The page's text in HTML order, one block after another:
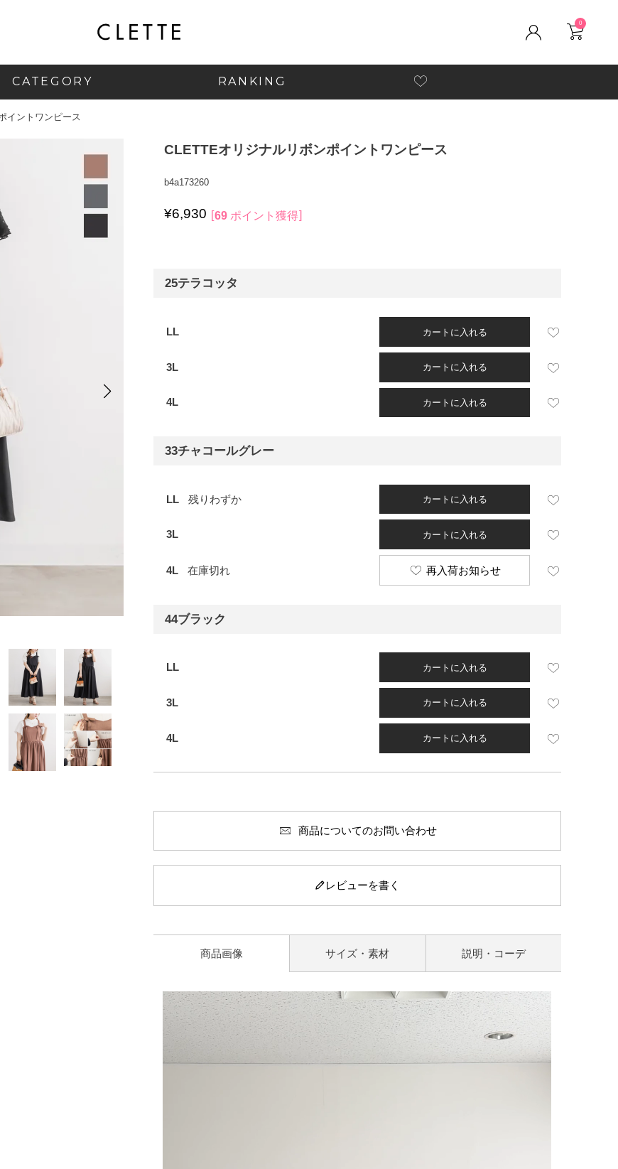
0
CATEGORY RANKING
イントワンピース
CLETTEオリジナルリボンポイントワンピース
b4a173260
¥6,930 69 ポイント獲得
25テラコッタ
LL カートに入れる
3L カートに入れる
4L カートに入れる
33チャコールグレー
LL 残りわずか カートに入れる
3L カートに入れる
4L 在庫切れ 再入荷お知らせ
44ブラック
LL カートに入れる
3L カートに入れる
4L カートに入れる
商品についてのお問い合わせ
レビューを書く
商品画像 サイズ・素材 説明・コーデ